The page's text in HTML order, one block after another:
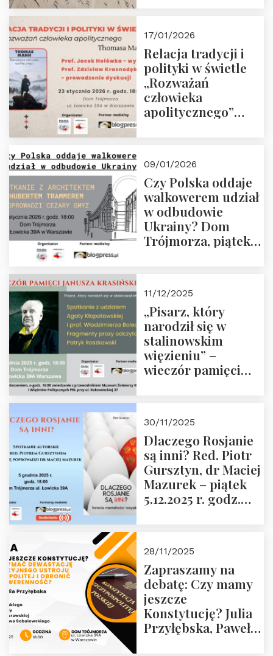
17/01/2026
Relacja tradycji i
polityki w świetle
„Rozważań
człowieka
apolitycznego”
godz. 18:00.
Zapraszamy!
09/01/2026
Czy Polska oddaje
walkowerem udział
w odbudowie
Ukrainy? Dom
Trójmorza, piątek
11/12/2025
„Pisarz, który
narodził się w
stalinowskim
więzieniu” –
wieczór pamięci
zwiedzanie
Muzeum Żołnierzy
Wyklętych i
Więźniów
Politycznych PRL o
godz. 16:00 – 19
30/11/2025
Dlaczego Rosjanie
są inni? Red. Piotr
Gursztyn, dr Maciej
Mazurek – piątek
5.12.2025 r. godz.
28/11/2025
Zapraszamy na
debatę: Czy mamy
jeszcze
Konstytucję? Julia
Przyłębska, Paweł